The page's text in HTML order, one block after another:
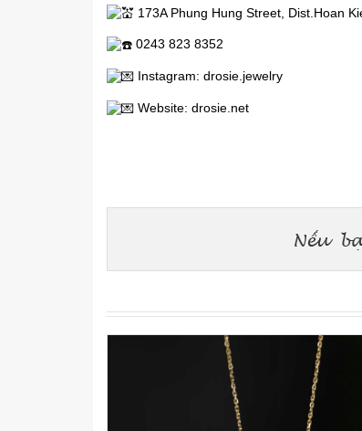
173A Phung Hung Street, Dist.Hoan
0243 823 8352
Instagram: drosie.jewelry
Website: drosie.net